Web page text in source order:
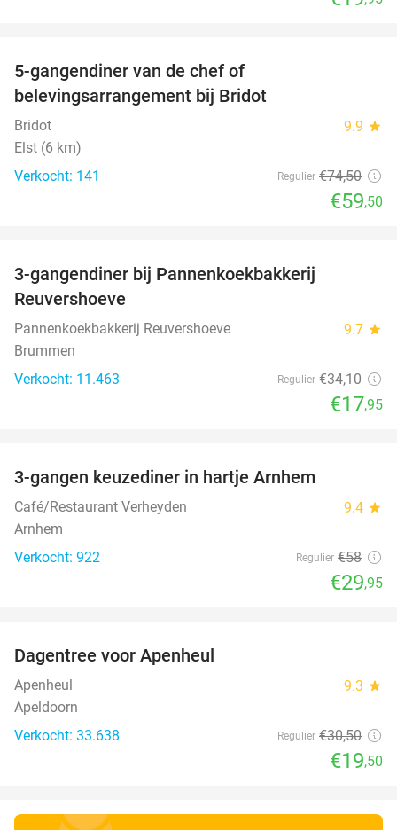
5-gangendiner van de chef of
belevingsarrangement bij Bridot
Bridot 9.9 star
Elst (6 km)
Verkocht: 141
Regulier €74,50
€59,50
3-gangendiner bij Pannenkoekbakkerij
Reuvershoeve
Pannenkoekbakkerij Reuvershoeve 9.7 star
Brummen
Verkocht: 11.463
Regulier €34,10
€17,95
3-gangen keuzediner in hartje Arnhem
Café/Restaurant Verheyden 9.4 star
Arnhem
Verkocht: 922
Regulier €58
€29,95
Dagentree voor Apenheul
Apenheul 9.3 star
Apeldoorn
Verkocht: 33.638
Regulier €30,50
€19,50